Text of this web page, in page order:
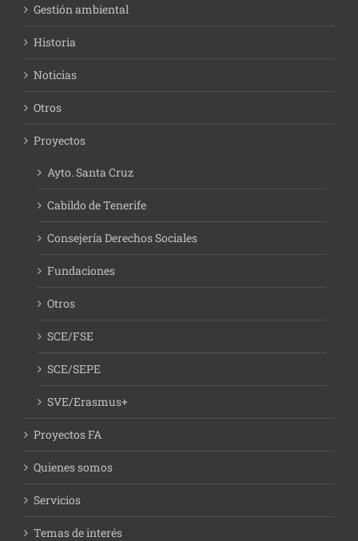
Gestión ambiental
Historia
Noticias
Otros
Proyectos
Ayto. Santa Cruz
Cabildo de Tenerife
Consejería Derechos Sociales
Fundaciones
Otros
SCE/FSE
SCE/SEPE
SVE/Erasmus+
Proyectos FA
Quienes somos
Servicios
Temas de interés